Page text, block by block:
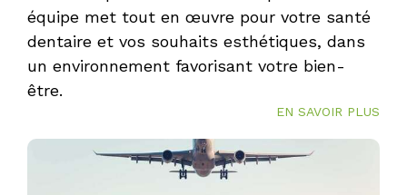
équipe met tout en œuvre pour votre santé
dentaire et vos souhaits esthétiques, dans
un environnement favorisant votre bien-
être.
EN SAVOIR PLUS